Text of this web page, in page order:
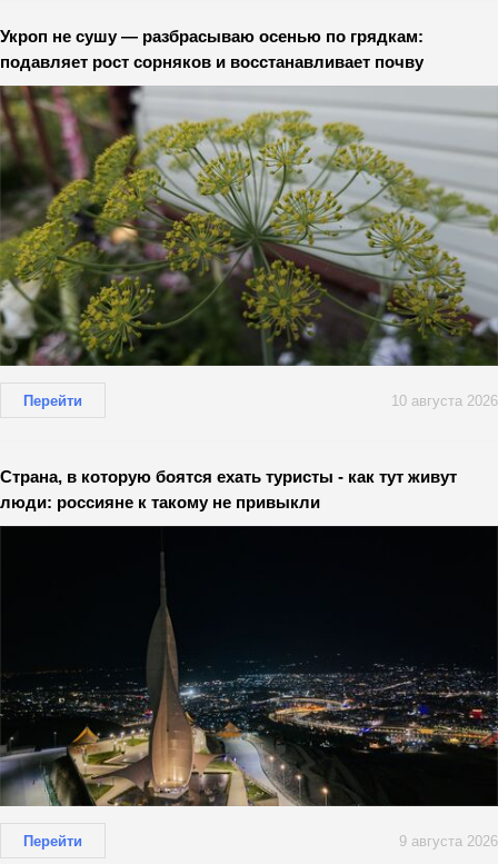
Укроп не сушу — разбрасываю осенью по грядкам:
подавляет рост сорняков и восстанавливает почву
Перейти 10 августа 2026
Страна, в которую боятся ехать туристы - как тут живут
люди: россияне к такому не привыкли
Перейти 9 августа 2026